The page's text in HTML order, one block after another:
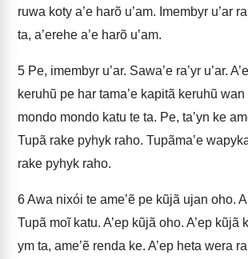
ruwa koty a’e harõ u’am. Imembyr u’ar
ta, a’erehe a’e harõ u’am.
5 Pe, imembyr u’ar. Sawa’e ra’yr u’ar.
keruhũ pe har tama’e kapitã keruhũ wan
mondo mondo katu te ta. Pe, ta’yn ke
Tupã rake pyhyk raho. Tupãma’e
rake pyhyk raho.
6Awa nixói te ame’ẽ pe kũjã ujan oho.
Tupã moĩ katu. A’ep kũjã oho. A’ep kũjã
ym ta, ame’ẽ renda ke. A’ep heta wera